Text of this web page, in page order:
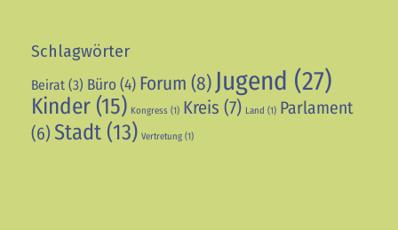
Schlagwörter
Beirat (3) Büro (4) Forum (8) Jugend (27)
Kinder (15) Kongress (1) Kreis (7) Land (1) Parlament
(6) Stadt (13) Vertretung (1)